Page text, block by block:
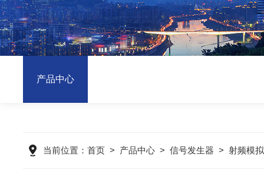
产品中心
当前位置： 首页 > 产品中心 > 信号发生器 > 射频模